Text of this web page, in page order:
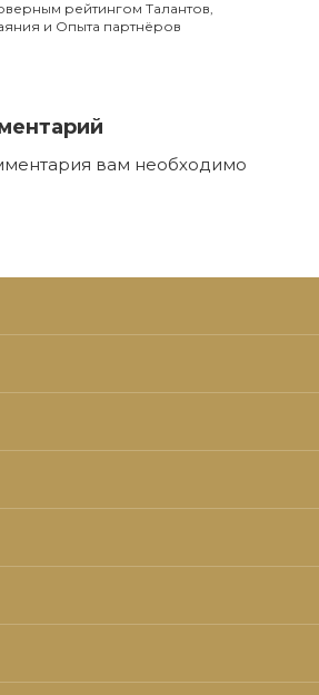
рейтингом Талантов,
и Опыта партнёров
вам необходимо